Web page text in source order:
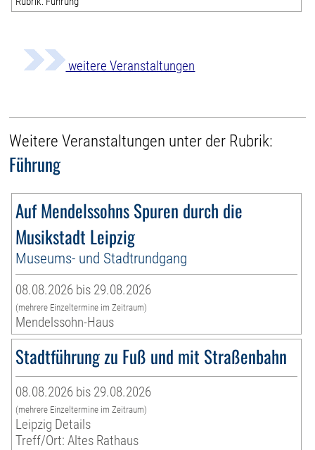
weitere Veranstaltungen
Weitere Veranstaltungen unter der Rubrik:
Führung
Auf Mendelssohns Spuren durch die
Musikstadt Leipzig
Museums- und Stadtrundgang
08.08.2026 bis 29.08.2026
(mehrere Einzeltermine im Zeitraum)
Mendelssohn-Haus
Stadtführung zu Fuß und mit Straßenbahn
08.08.2026 bis 29.08.2026
(mehrere Einzeltermine im Zeitraum)
Leipzig Details
Treff/Ort: Altes Rathaus